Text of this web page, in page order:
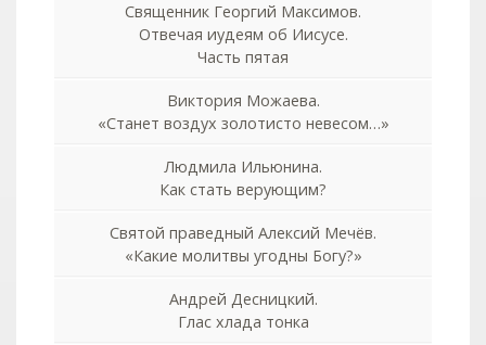
Священник Георгий Максимов.
Отвечая иудеям об Иисусе.
Часть пятая
Виктория Можаева.
«Станет воздух золотисто невесом…»
Людмила Ильюнина.
Как стать верующим?
Святой праведный Алексий Мечёв.
«Какие молитвы угодны Богу?»
Андрей Десницкий.
Глас хлада тонка